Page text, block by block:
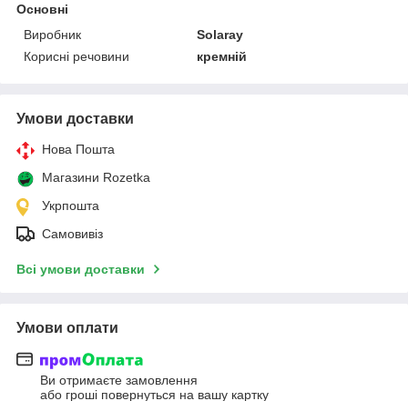
Основні
Виробник
Solaray
Корисні речовини
кремній
Умови доставки
Нова Пошта
Магазини Rozetka
Укрпошта
Самовивіз
Всі умови доставки
Умови оплати
Ви отримаєте замовлення
або гроші повернуться на вашу картку